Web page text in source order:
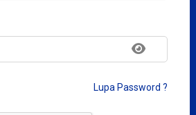
Lupa Password ?